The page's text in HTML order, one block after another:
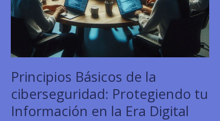
Principios Básicos de la
ciberseguridad: Protegiendo tu
Información en la Era Digital